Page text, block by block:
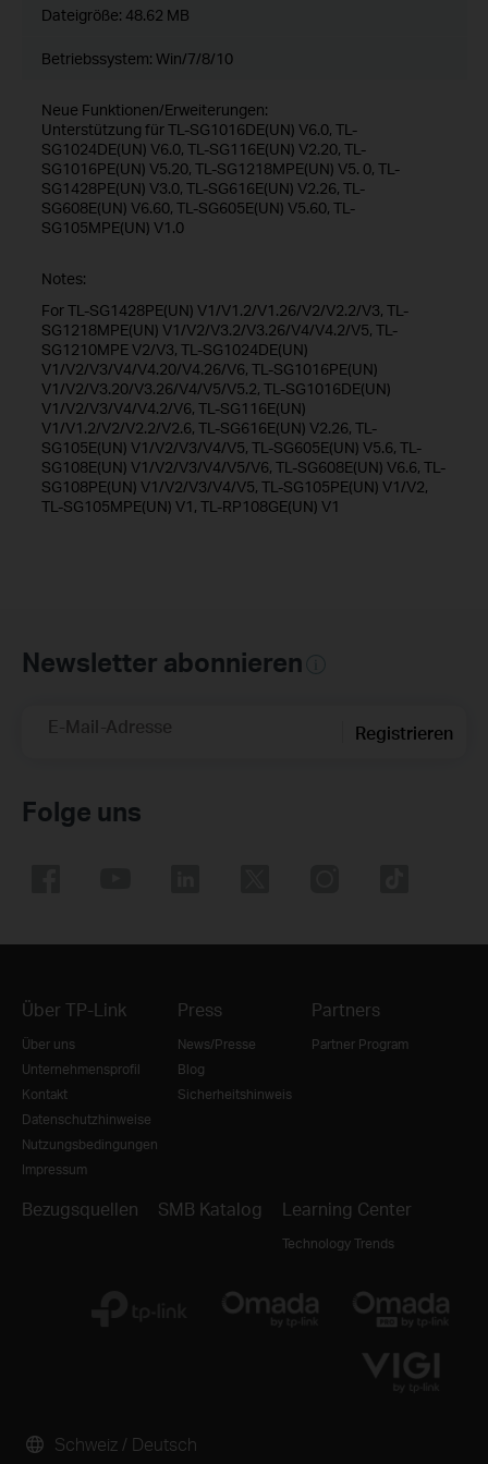
Dateigröße: 48.62 MB
Betriebssystem: Win/7/8/10
Neue Funktionen/Erweiterungen:
Unterstützung für TL-SG1016DE(UN) V6.0, TL-
SG1024DE(UN) V6.0, TL-SG116E(UN) V2.20, TL-
SG1016PE(UN) V5.20, TL-SG1218MPE(UN) V5. 0, TL-
SG1428PE(UN) V3.0, TL-SG616E(UN) V2.26, TL-
SG608E(UN) V6.60, TL-SG605E(UN) V5.60, TL-
SG105MPE(UN) V1.0
Notes:
For TL-SG1428PE(UN) V1/V1.2/V1.26/V2/V2.2/V3, TL-
SG1218MPE(UN) V1/V2/V3.2/V3.26/V4/V4.2/V5, TL-
SG1210MPE V2/V3, TL-SG1024DE(UN)
V1/V2/V3/V4/V4.20/V4.26/V6, TL-SG1016PE(UN)
V1/V2/V3.20/V3.26/V4/V5/V5.2, TL-SG1016DE(UN)
V1/V2/V3/V4/V4.2/V6, TL-SG116E(UN)
V1/V1.2/V2/V2.2/V2.6, TL-SG616E(UN) V2.26, TL-
SG105E(UN) V1/V2/V3/V4/V5, TL-SG605E(UN) V5.6, TL-
SG108E(UN) V1/V2/V3/V4/V5/V6, TL-SG608E(UN) V6.6, TL-
SG108PE(UN) V1/V2/V3/V4/V5, TL-SG105PE(UN) V1/V2,
TL-SG105MPE(UN) V1, TL-RP108GE(UN) V1
Newsletter abonnieren
E-Mail-Adresse Registrieren
Folge uns
Über TP-Link
Über uns
Unternehmensprofil
Kontakt
Datenschutzhinweise
Nutzungsbedingungen
Impressum
Press
News/Presse
Blog
Sicherheitshinweis
Partners
Partner Program
Bezugsquellen SMB Katalog Learning Center
Technology Trends
Schweiz / Deutsch